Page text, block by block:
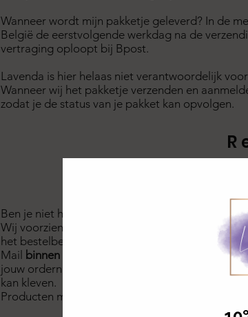
Wanneer wordt mijn pakketje geleverd? In de
België de eerstvolgende werkdag na de
vertraging oploopt bij Bpost.
Lavenda is hier helaas niet verantwoordelijk
Wanneer wij het pakketje verzenden en
zodat je de status van je pakket kan opvolgen.
Ben je niet helemaal tevreden met je aankoop?
Wij voorzien (in België) een
retourservice
het bestelbedrag). Dit bedrag houden wij af bij
Mail binnen 10 kalenderdagen na ontvangst
jouw ordernummer. Wij sturen jou dan een
kan kleven.
Producten mogen tot 14 dagen na ontvangst